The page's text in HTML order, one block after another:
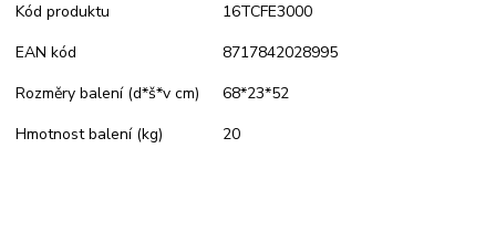
Kód produktu
16TCFE3000
EAN kód
8717842028995
Rozměry balení (d*š*v cm)
68*23*52
Hmotnost balení (kg)
20